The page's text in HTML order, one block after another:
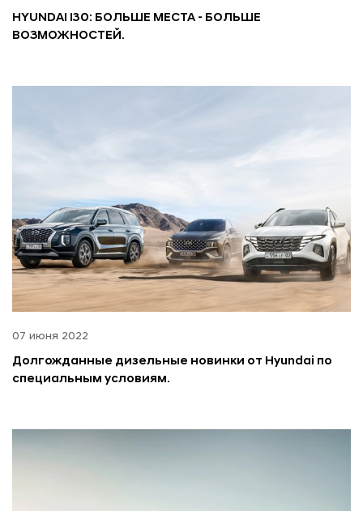
HYUNDAI I30: БОЛЬШЕ МЕСТА - БОЛЬШЕ
ВОЗМОЖНОСТЕЙ.
07 июня 2022
Долгожданные дизельные новинки от Hyundai по
специальным условиям.